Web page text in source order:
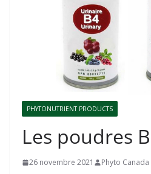
PHYTONUTRIENT PRODUCTS
Les poudres
26 novembre 2021 Phyto Canada